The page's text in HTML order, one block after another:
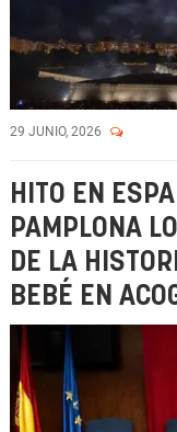
29 JUNIO, 2026
HITO EN
PAMPLONA
DE LA
BEBÉ EN